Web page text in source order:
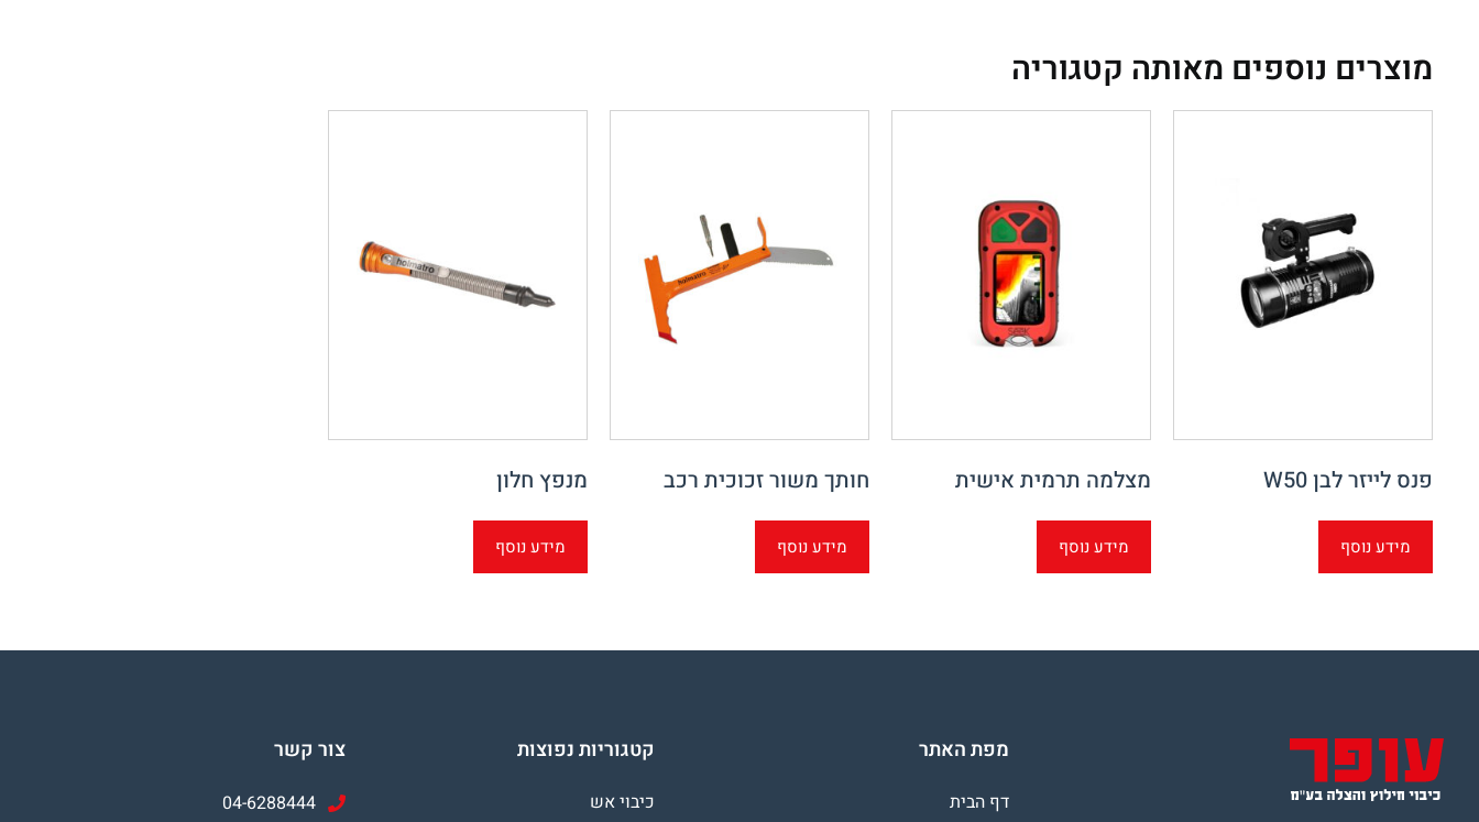
מוצרים נוספים מאותה קטגוריה
פנס לייזר לבן W50
מידע נוסף
מצלמה תרמית אישית
מידע נוסף
חותך משור זכוכית רכב
מידע נוסף
מנפץ חלון
מידע נוסף
מפת האתר
דף הבית
קטגוריות נפוצות
כיבוי אש
צור קשר
04-6288444